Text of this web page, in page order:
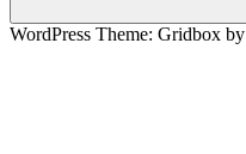
WordPress Theme: Gridbox by